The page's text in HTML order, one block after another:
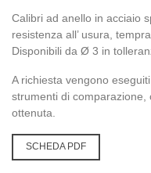
Calibri ad anello in acciaio
resistenza all’ usura,
Disponibili da Ø 3 in
A richiesta vengono
strumenti di comparazione,
ottenuta.
SCHEDA PDF